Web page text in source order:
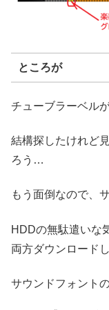
ところが
チューブラーベル
結構探したけれど
ろう…
もう面倒なので、
HDDの無駄遣いな
両方ダウンロード
サウンドフォント